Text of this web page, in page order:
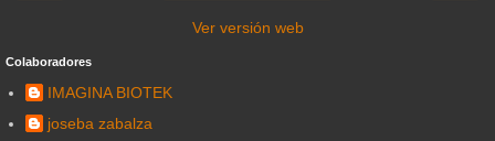
Ver versión web
Colaboradores
IMAGINA BIOTEK
joseba zabalza